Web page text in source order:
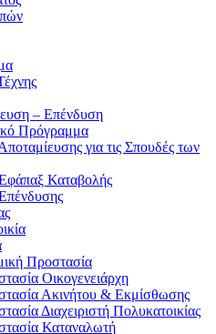
– Επένδυση
Πρόγραμμα
για τις Σπουδές των
Καταβολής
Προστασία
Οικογενειάρχη
Ακινήτου & Εκμίσθωσης
Διαχειριστή Πολυκατοικίας
Καταναλωτή